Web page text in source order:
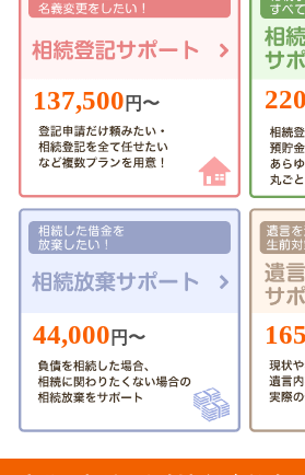
137,500 円〜
44,000 円〜